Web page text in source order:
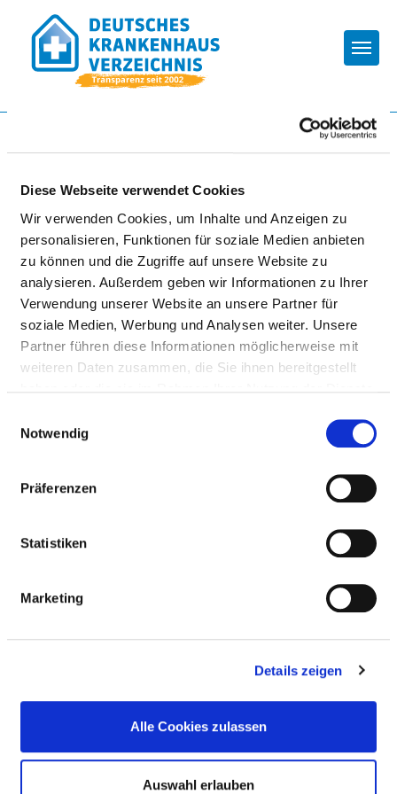
Diese Webseite verwendet Cookies
Wir verwenden Cookies, um Inhalte und Anzeigen zu
personalisieren, Funktionen für soziale Medien anbieten
zu können und die Zugriffe auf unsere Website zu
analysieren. Außerdem geben wir Informationen zu Ihrer
Verwendung unserer Website an unsere Partner für
soziale Medien, Werbung und Analysen weiter. Unsere
Partner führen diese Informationen möglicherweise mit
weiteren Daten zusammen, die Sie ihnen bereitgestellt
Notwendig
Präferenzen
Statistiken
Marketing
Details zeigen
Alle Cookies zulassen
Auswahl erlauben
ORDENSKLINIKEN MÜNCHEN-
PASSAU GGMBH - STANDORT
KINDERKLINIK DRITTER
ORDEN PASSAU
TEILNAHME AN DER
ALLGEMEINES
VEREINIGUNG?
HINWEIS NOTFALLVERSORGUNG